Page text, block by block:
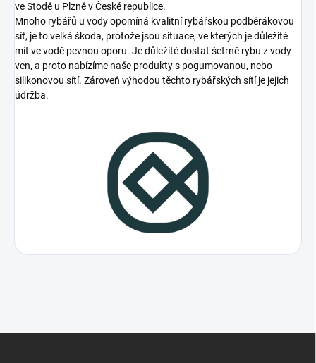
ve Stodě u Plzně v České republice.
Mnoho rybářů u vody opomíná kvalitní rybářskou podběrákovou
síť, je to velká škoda, protože jsou situace, ve kterých je důležité
mít ve vodě pevnou oporu. Je důležité dostat šetrně rybu z vody
ven, a proto nabízíme naše produkty s pogumovanou, nebo
silikonovou sítí. Zároveň výhodou těchto rybářských sítí je jejich
údržba.